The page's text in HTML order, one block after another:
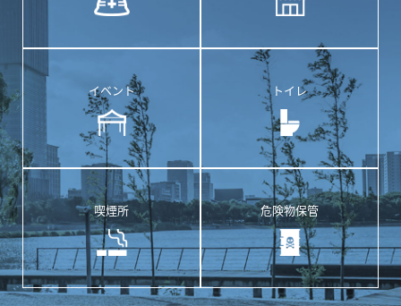
イベント トイレ
喫煙所 危険物保管